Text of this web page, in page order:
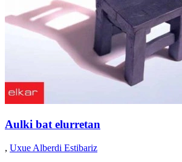
Aulki bat elurretan
, Uxue Alberdi Estibariz